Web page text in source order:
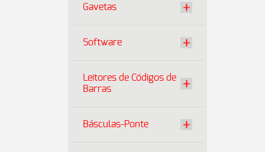
Gavetas
Software
Leitores de Códigos de
Barras
Básculas-Ponte